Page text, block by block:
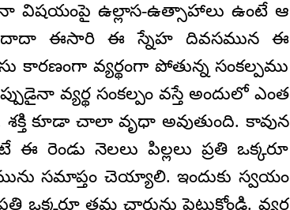
ఉల్లాస-ఉత్సాహాలు ఉంటే ఆ
ఈసారి ఈ స్నేహ దివసమున ఈ
కారణంగా వ్యర్థంగా పోతున్న సంకల్పము
వ్యర్థ సంకల్పం వస్తే అందులో ఎంత
కూడా చాలా వృధా అవుతుంది. కావున
రెండు నెలలు పిల్లలు ప్రతి ఒక్కరూ
సమాప్తం చెయ్యాలి. ఇందుకు స్వయం
తమ చార్టును పెట్టుకోండి. వ్యర్థ